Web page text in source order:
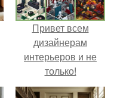
Привет всем
дизайнерам
интерьеров и не
только!